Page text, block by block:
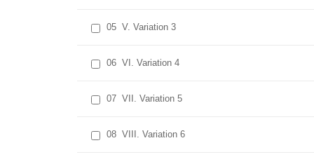
05 V. Variation 3
06 VI. Variation 4
07 VII. Variation 5
08 VIII. Variation 6